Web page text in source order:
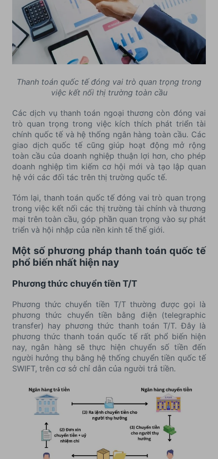
Thanh toán quốc tế đóng vai trò quan trọng trong
việc kết nối thị trường toàn cầu
Các dịch vụ thanh toán ngoại thương còn đóng vai
trò quan trọng trong việc kích thích phát triển tài
chính quốc tế và hệ thống ngân hàng toàn cầu. Các
giao dịch quốc tế cũng giúp hoạt động mở rộng
toàn cầu của doanh nghiệp thuận lợi hơn, cho phép
doanh nghiệp tìm kiếm cơ hội mới và tạo lập quan
hệ với các đối tác trên thị trường quốc tế.
Tóm lại, thanh toán quốc tế đóng vai trò quan trọng
trong việc kết nối các thị trường tài chính và thương
mại trên toàn cầu, góp phần quan trọng vào sự phát
triển và hội nhập của nền kinh tế thế giới.
Một số phương pháp thanh toán quốc tế
phổ biến nhất hiện nay
Phương thức chuyển tiền T/T
Phương thức chuyển tiền T/T thường được gọi là
phương thức chuyển tiền bằng điện (telegraphic
transfer) hay phương thức thanh toán T/T. Đây là
phương thức thanh toán quốc tế rất phổ biến hiện
nay, ngân hàng sẽ thực hiện chuyển số tiền đến
người hưởng thụ bằng hệ thống chuyển tiền quốc tế
SWIFT, trên cơ sở chỉ dẫn của người trả tiền.